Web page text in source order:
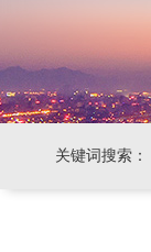
关键词搜索：